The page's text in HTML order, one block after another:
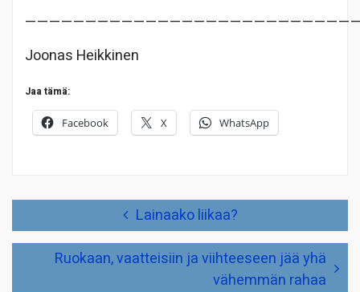
Joonas Heikkinen
Jaa tämä:
Facebook X WhatsApp
Lainaako liikaa?
Ruokaan, vaatteisiin ja viihteeseen jää yhä
vähemmän rahaa